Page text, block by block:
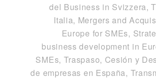
del Business in Svizzera,
Italia, Mergers and
Europe for SMEs,
business development in
SMEs, Traspaso, Cesión y
de empresas en España,